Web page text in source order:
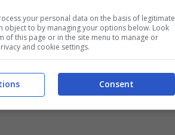
your personal data on the basis of legitimate
object to by managing your options below. Look
of this page or in the site menu to manage or
and cookie settings.
Consent